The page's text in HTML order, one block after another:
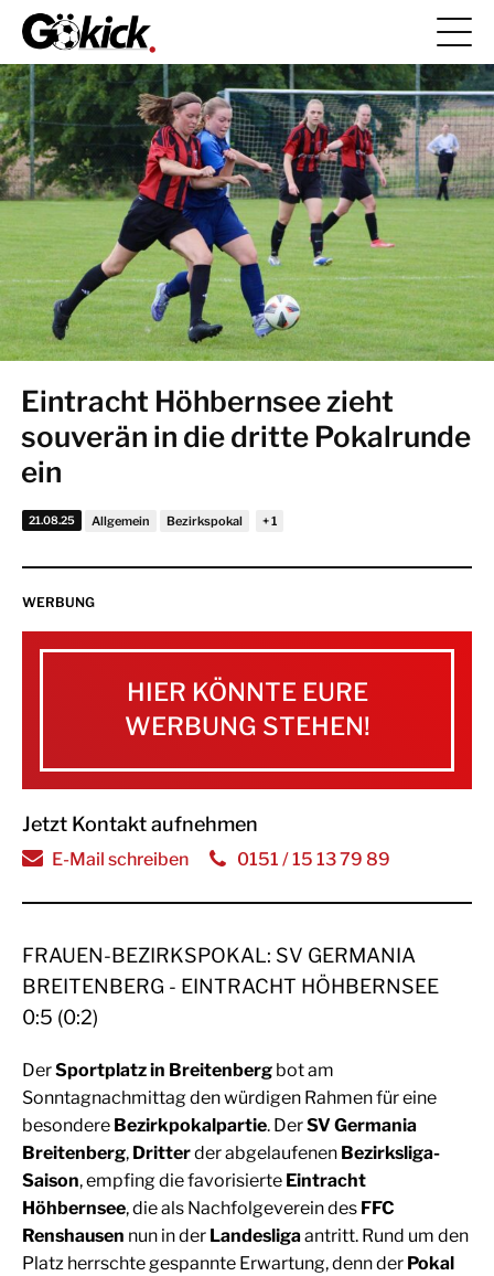
Eintracht Höhbernsee zieht
souverän in die dritte Pokalrunde
ein
21.08.25 Allgemein Bezirkspokal
WERBUNG
HIER KÖNNTE EURE
WERBUNG STEHEN!
Jetzt Kontakt aufnehmen
E-Mail schreiben 0151 / 15 13 79 89
FRAUEN-BEZIRKSPOKAL: SV GERMANIA
BREITENBERG - EINTRACHT HÖHBERNSEE
0:5 (0:2)
DerSportplatz in Breitenberg bot am
Sonntagnachmittag den würdigen Rahmen für eine
besondere Bezirkpokalpartie. DerSV Germania
Breitenberg, Dritterder abgelaufenen Bezirksliga-
Saison, empfing die favorisierte Eintracht
Höhbernsee, die als Nachfolgeverein des FFC
Renshausen nun in der Landesligaantritt. Rund um den
Platz herrschte gespannte Erwartung, denn der Pokal